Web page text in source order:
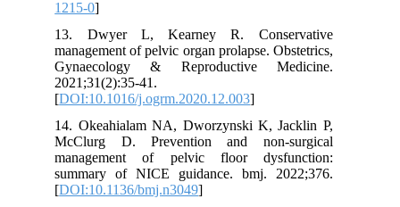
13. Dwyer L, Kearney R. Conservative
management of pelvic organ prolapse. Obstetrics,
Gynaecology & Reproductive Medicine.
2021;31(2):35-41.
[DOI:10.1016/j.ogrm.2020.12.003
14. Okeahialam NA, Dworzynski K, Jacklin P,
McClurg D. Prevention and non-surgical
management of pelvic floor dysfunction:
summary of NICE guidance. bmj. 2022;376.
[DOI:10.1136/bmj.n3049